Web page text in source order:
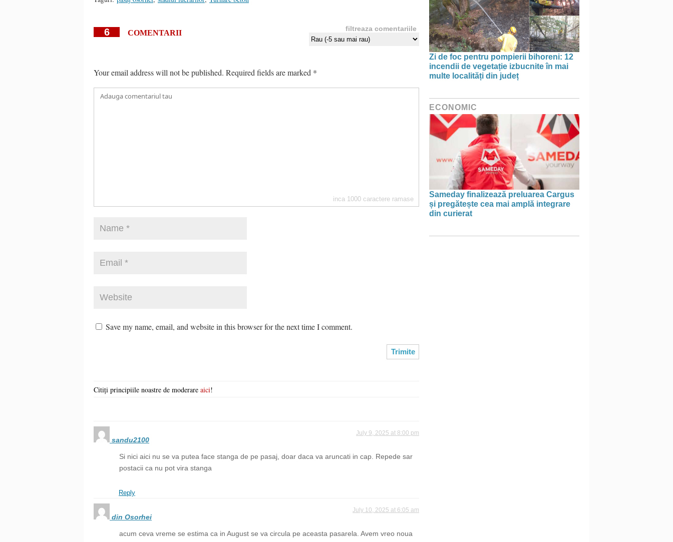
6 COMENTARII filtreaza comentariile
Your email address will not be published. Required fields are marked *
inca 1000 caractere ramase
Save my name, email, and website in this browser for the next time I comment.
Citiți principiile noastre de moderare aici!
sandu2100
July 9, 2025 at 8:00 pm
Si nici aici nu se va putea face stanga de pe pasaj, doar daca va aruncati in cap. Repede sar
postacii ca nu pot vira stanga
Reply
din Osorhei
July 10, 2025 at 6:05 am
acum ceva vreme se estima ca in August se va circula pe aceasta pasarela. Avem vreo noua
Zi de foc pentru pompierii bihoreni: 12
incendii de vegetație izbucnite în mai
multe localități din județ
ECONOMIC
Sameday finalizează preluarea Cargus
și pregătește cea mai amplă integrare
din curierat